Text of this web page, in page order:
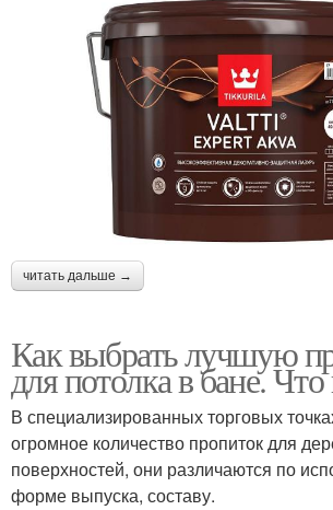
читать дальше →
Как выбрать лучшую
для потолка в бане.
В специализированных торговых
огромное количество пропиток для
поверхностей, они различаются по
форме выпуска, составу.